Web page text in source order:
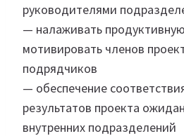
руководителями
— налаживать
мотивировать членов
подрядчиков
— обеспечение
результатов проекта
внутренних подразделений